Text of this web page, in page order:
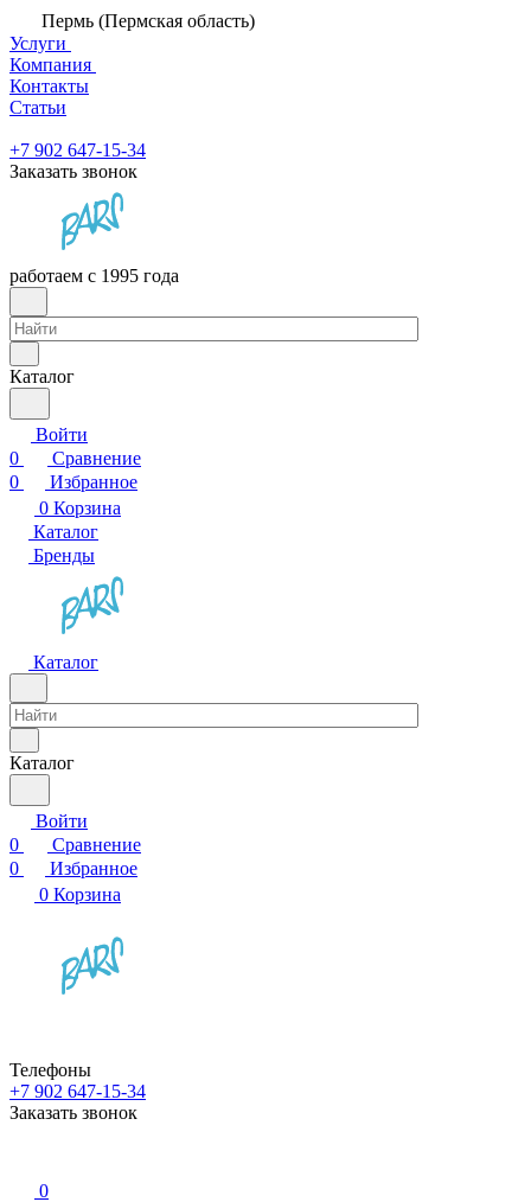
Пермь (Пермская область)
Услуги
Компания
Контакты
Статьи
+7 902 647-15-34
Заказать звонок
работаем с 1995 года
Каталог
Войти
0
Сравнение
0
Избранное
0 Корзина
Каталог
Бренды
Каталог
Каталог
Войти
0
Сравнение
0
Избранное
0 Корзина
Телефоны
+7 902 647-15-34
Заказать звонок
0